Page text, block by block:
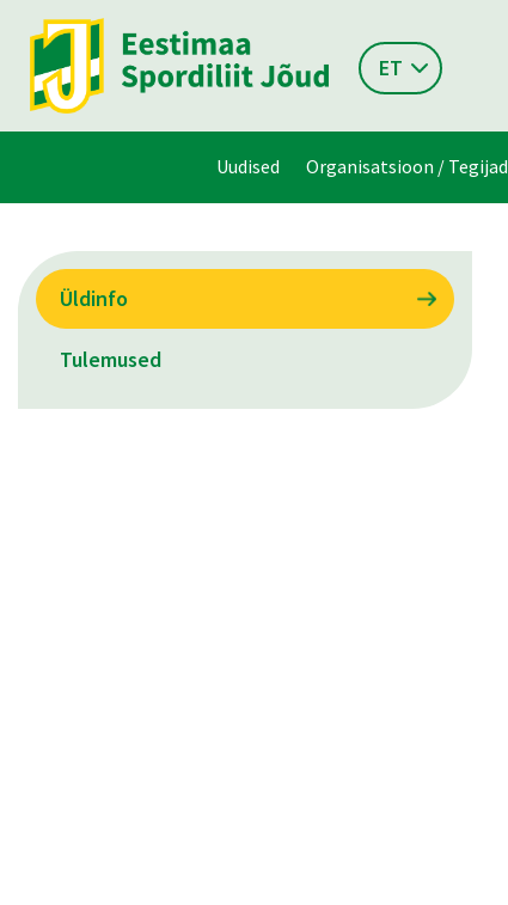
ET
Uudised Organisatsioon / Tegijad
Üldinfo
Tulemused